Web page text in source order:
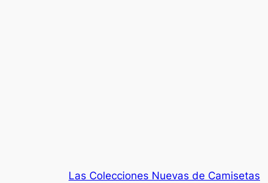
Las Colecciones Nuevas de Camisetas